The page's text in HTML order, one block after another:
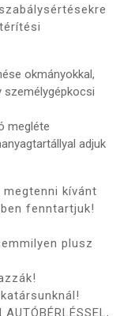
okmányokkal,
személygépkocsi
megléte
adjuk
kívánt
fenntartjuk!
plusz